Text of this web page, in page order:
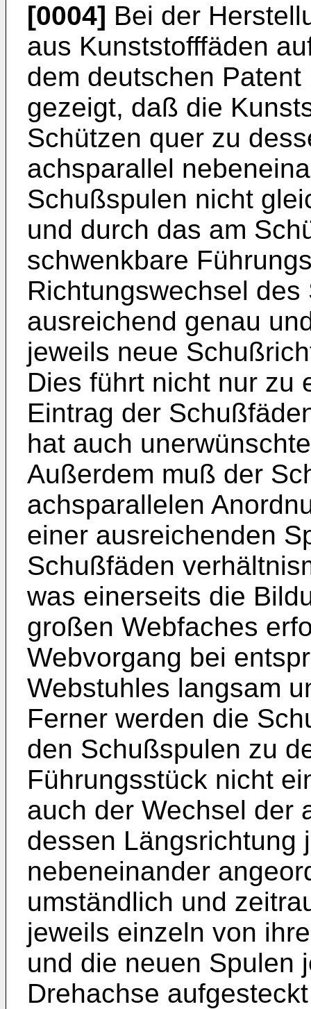
[0004] Bei der
aus Kunststofffäden
dem deutschen
gezeigt, daß die
Schützen quer zu
achsparallel
Schußspulen nicht
und durch das am
schwenkbare
Richtungswechsel
ausreichend genau
jeweils neue
Dies führt nicht nur zu
Eintrag der
hat auch
Außerdem muß der
achsparallelen
einer ausreichenden
Schußfäden
was einerseits die
großen Webfaches
Webvorgang bei
Webstuhles langsam
Ferner werden die
den Schußspulen zu
Führungsstück nicht
auch der Wechsel der
dessen Längsrichtung
nebeneinander
umständlich und
jeweils einzeln von
und die neuen Spulen
Drehachse